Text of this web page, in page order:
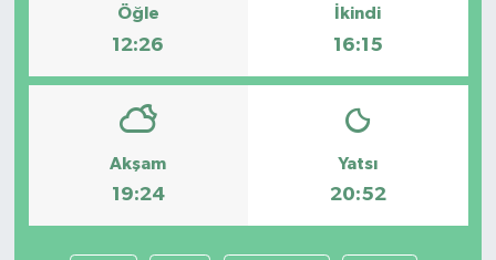
Öğle
12:26
İkindi
16:15
Akşam
19:24
Yatsı
20:52
Kadın
2024 Seçim Sonuçları